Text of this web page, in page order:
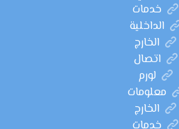
خدمات
الداخلية
الخارج
اتصال
لورم
معلومات
الخارج